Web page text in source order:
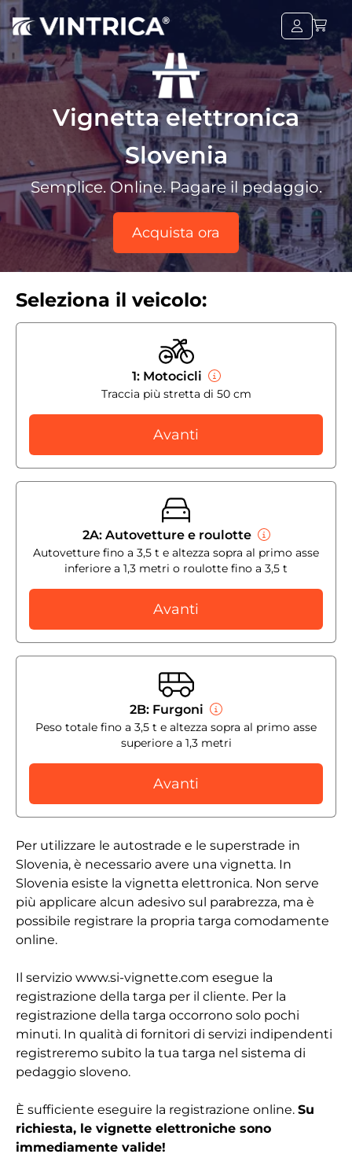
Vignetta elettronica
Slovenia
Semplice. Online. Pagare il pedaggio.
Acquista ora
Per utilizzare le autostrade e le superstrade in
Slovenia, è necessario avere una vignetta. In
Slovenia esiste la vignetta elettronica. Non serve
più applicare alcun adesivo sul parabrezza, ma è
possibile registrare la propria targa comodamente
online.
Il servizio www.si-vignette.com esegue la
registrazione della targa per il cliente. Per la
registrazione della targa occorrono solo pochi
minuti. In qualità di fornitori di servizi indipendenti
registreremo subito la tua targa nel sistema di
pedaggio sloveno.
È sufficiente eseguire la registrazione online. Su
richiesta, le vignette elettroniche sono
immediamente valide!
Seleziona il veicolo:
1: Motocicli
Traccia più stretta di 50 cm
Avanti
2A: Autovetture e roulotte
Autovetture fino a 3,5 t e altezza sopra al primo asse
inferiore a 1,3 metri o roulotte fino a 3,5 t
Avanti
2B: Furgoni
Peso totale fino a 3,5 t e altezza sopra al primo asse
superiore a 1,3 metri
Avanti